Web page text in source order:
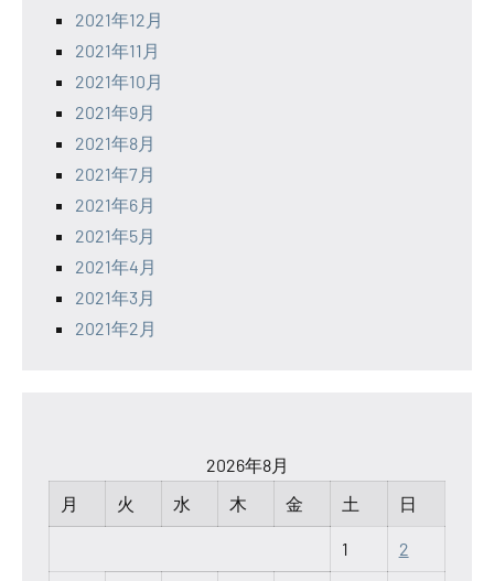
2021年12月
2021年11月
2021年10月
2021年9月
2021年8月
2021年7月
2021年6月
2021年5月
2021年4月
2021年3月
2021年2月
2026年8月
月
火 水 木 金 土 日
1 2